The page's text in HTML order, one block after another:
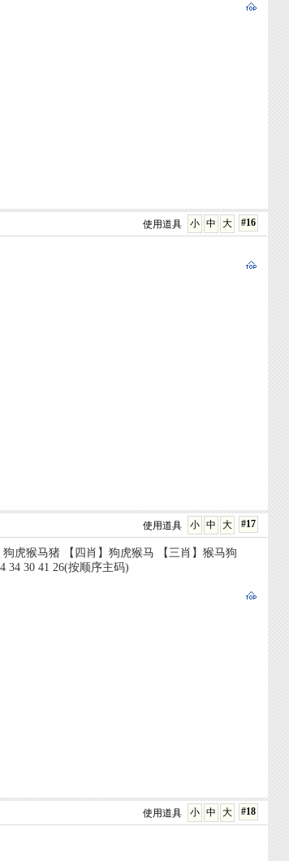
#16
大
中
小
使用道具
#17
大
中
小
使用道具
虎猴马猪 【四肖】狗虎猴马 【三肖】猴马狗
34 30 41 26(按顺序主码)
#18
大
中
小
使用道具